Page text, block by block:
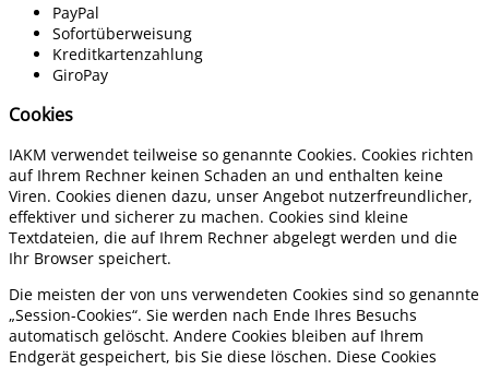
PayPal
Sofortüberweisung
Kreditkartenzahlung
GiroPay
Cookies
IAKM verwendet teilweise so genannte Cookies. Cookies richten
auf Ihrem Rechner keinen Schaden an und enthalten keine
Viren. Cookies dienen dazu, unser Angebot nutzerfreundlicher,
effektiver und sicherer zu machen. Cookies sind kleine
Textdateien, die auf Ihrem Rechner abgelegt werden und die
Ihr Browser speichert.
Die meisten der von uns verwendeten Cookies sind so genannte
„Session-Cookies“. Sie werden nach Ende Ihres Besuchs
automatisch gelöscht. Andere Cookies bleiben auf Ihrem
Endgerät gespeichert, bis Sie diese löschen. Diese Cookies